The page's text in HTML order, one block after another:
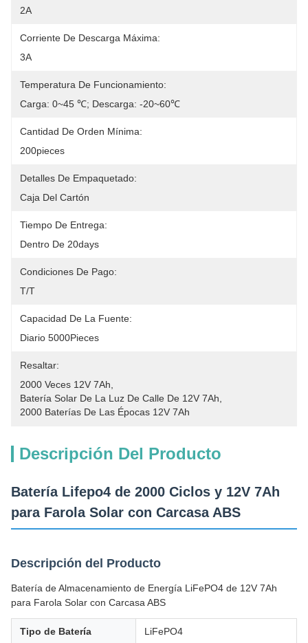
2A
Corriente De Descarga Máxima:
3A
Temperatura De Funcionamiento:
Carga: 0~45 ℃; Descarga: -20~60℃
Cantidad De Orden Mínima:
200pieces
Detalles De Empaquetado:
Caja Del Cartón
Tiempo De Entrega:
Dentro De 20days
Condiciones De Pago:
T/T
Capacidad De La Fuente:
Diario 5000Pieces
Resaltar:
2000 Veces 12V 7Ah
Batería Solar De La Luz De Calle De 12V 7Ah
2000 Baterías De Las Épocas 12V 7Ah
Descripción Del Producto
Batería Lifepo4 de 2000 Ciclos y 12V 7Ah
para Farola Solar con Carcasa ABS
Descripción del Producto
Batería de Almacenamiento de Energía LiFePO4 de 12V 7Ah
para Farola Solar con Carcasa ABS
Tipo de Batería LiFePO4